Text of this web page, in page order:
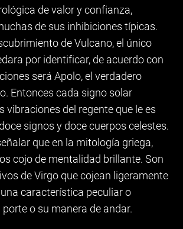
de valor y confianza,
de sus inhibiciones típicas.
de Vulcano, el único
por identificar, de acuerdo con
será Apolo, el verdadero
Entonces cada signo solar
vibraciones del regente que le es
signos y doce cuerpos celestes.
que en la mitología griega,
cojo de mentalidad brillante. Son
de Virgo que cojean ligeramente
característica peculiar o
o su manera de andar.